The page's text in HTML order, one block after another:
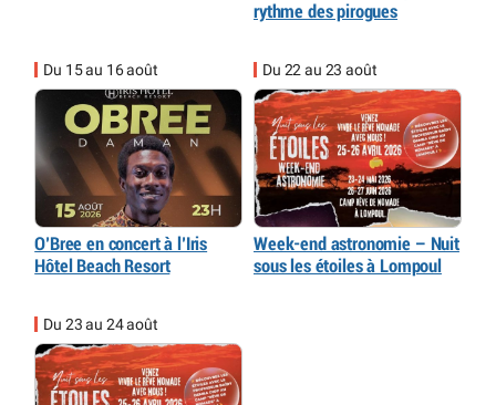
rythme des pirogues
Du 15 au 16 août
O’Bree en concert à l’Iris
Hôtel Beach Resort
Du 22 au 23 août
Week-end astronomie – Nuit
sous les étoiles à Lompoul
Du 23 au 24 août